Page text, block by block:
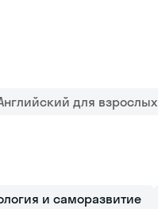
для взрослых
и саморазвитие